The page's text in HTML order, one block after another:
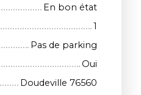
En bon état
1
Pas de parking
Oui
Doudeville 76560